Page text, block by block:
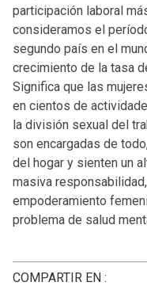
participación laboral
consideramos el
segundo país en el
crecimiento de la tasa
Significa que las
en cientos de
la división sexual del
son encargadas de
del hogar y sienten un
masiva
empoderamiento
problema de salud
COMPARTIR EN :